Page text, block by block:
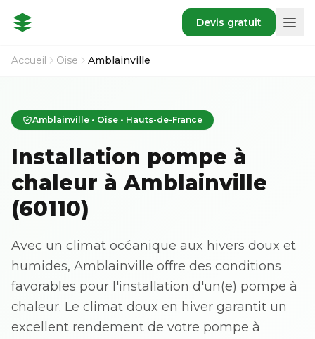
Devis gratuit
Accueil Oise Amblainville
Amblainville • Oise • Hauts-de-France
Installation pompe à
chaleur à Amblainville
(60110)
Avec un climat océanique aux hivers doux et
humides, Amblainville offre des conditions
favorables pour l'installation d'un(e) pompe à
chaleur. Le climat doux en hiver garantit un
excellent rendement de votre pompe à